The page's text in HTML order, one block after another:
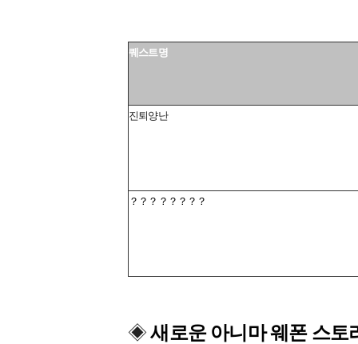
퀘스트명
진퇴양난
？？？？？？？？
◈새로운 아니마 웨폰 스토